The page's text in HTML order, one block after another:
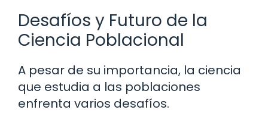
Desafíos y Futuro de la
Ciencia Poblacional
A pesar de su importancia, la ciencia
que estudia a las poblaciones
enfrenta varios desafíos.